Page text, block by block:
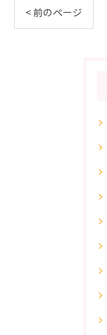
< 前のページ